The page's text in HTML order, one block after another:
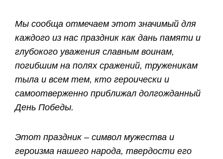
Мы сообща отмечаем этот значимый для
каждого из нас праздник как дань памяти и
глубокого уважения славным воинам,
погибшим на полях сражений, труженикам
тыла и всем тем, кто героически и
самоотверженно приближал долгожданный
День Победы.
Этот праздник – символ мужества и
героизма нашего народа, твердости его